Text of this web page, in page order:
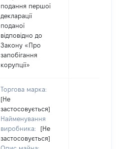
подання першої
декларації
поданої
відповідно до
Закону «Про
запобігання
корупції»
Торгова марка:
[Не
застосовується]
Найменування
виробника:
[Не
застосовується]